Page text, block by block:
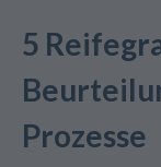
5
Prozesse